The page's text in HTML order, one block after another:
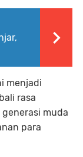
menjadi
rasa
muda
para